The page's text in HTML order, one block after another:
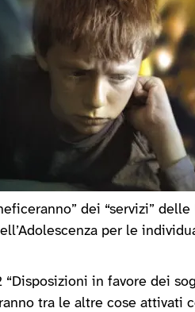
dei “servizi”
per le
“Disposizioni in favore dei
tra le altre cose attivati